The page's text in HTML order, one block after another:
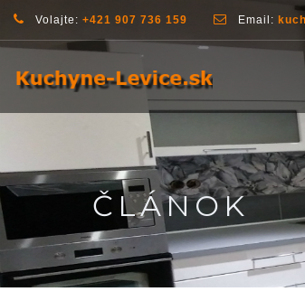
Volajte: +421 907 736 159 Email:
ČLÁNOK